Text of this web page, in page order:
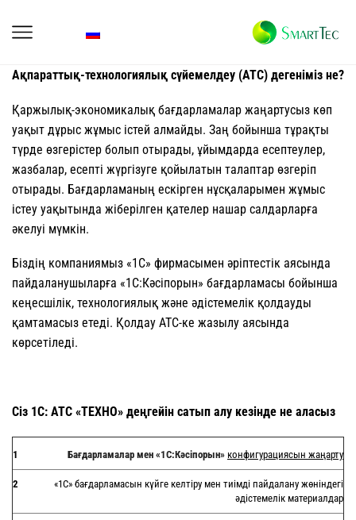
Ақпараттық-технологиялық сүйемелдеу (АТС) дегеніміз не?
Қаржылық-экономикалық бағдарламалар жаңартусыз көп
уақыт дұрыс жұмыс істей алмайды. Заң бойынша тұрақты
түрде өзгерістер болып отырады, ұйымдарда есептеулер,
жазбалар, есепті жүргізуге қойылатын талаптар өзгеріп
отырады. Бағдарламаның ескірген нұсқаларымен жұмыс
істеу уақытында жіберілген қателер нашар салдарларға
әкелуі мүмкін.
Біздің компаниямыз «1С» фирмасымен әріптестік аясында
пайдаланушыларға «1С:Кәсіпорын» бағдарламасы бойынша
кеңесшілік, технологиялық және әдістемелік қолдауды
қамтамасыз етеді. Қолдау АТС-ке жазылу аясында
көрсетіледі.
Сіз 1С: АТС «ТЕХНО» деңгейін сатып алу кезінде не аласыз
1 Бағдарламалар мен «1С:Кәсіпорын» конфигурациясын жаңарту
2
«1С» бағдарламасын күйге келтіру мен тиімді пайдалану жөніндегі
әдістемелік материалдар